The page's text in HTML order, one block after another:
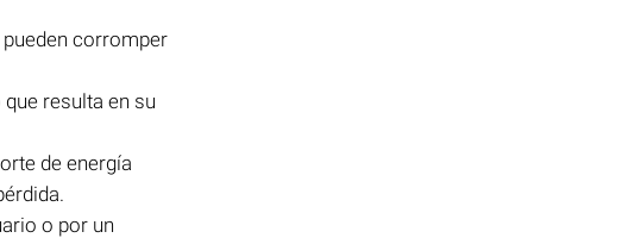
corromper
que resulta en su
de energía
o por un